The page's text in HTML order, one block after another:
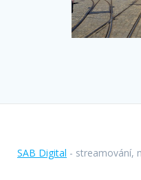
SAB Digital - streamování,